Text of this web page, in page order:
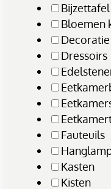
Bijzettafel
Bloemen
Decoratie
Dressoirs
Fauteuils
Kasten
Kisten